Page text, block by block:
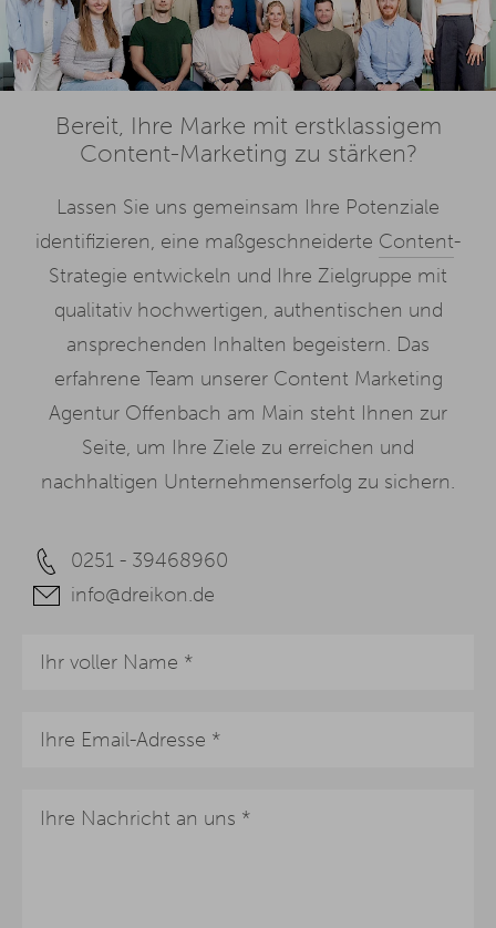
Bereit, Ihre Marke mit erstklassigem
Content-Marketing zu stärken?
Lassen Sie uns gemeinsam Ihre Potenziale
identifizieren, eine maßgeschneiderte Content-
Strategie entwickeln und Ihre Zielgruppe mit
qualitativ hochwertigen, authentischen und
ansprechenden Inhalten begeistern. Das
erfahrene Team unserer Content Marketing
Agentur Offenbach am Main steht Ihnen zur
Seite, um Ihre Ziele zu erreichen und
nachhaltigen Unternehmenserfolg zu sichern.
0251 - 39468960
info@dreikon.de